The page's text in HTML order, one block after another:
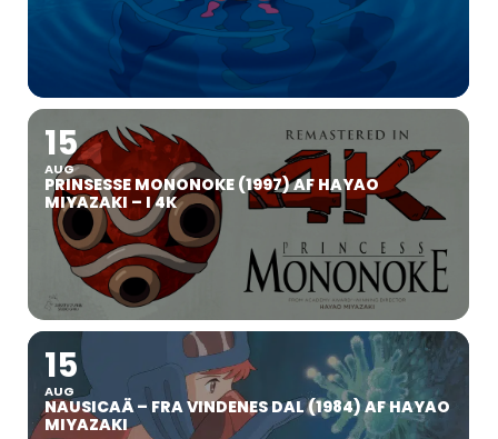
15
AUG
PRINSESSE MONONOKE (1997) AF HAYAO
MIYAZAKI – I 4K
15
AUG
NAUSICAÄ – FRA VINDENES DAL (1984) AF HAYAO
MIYAZAKI